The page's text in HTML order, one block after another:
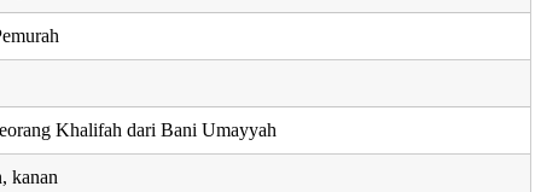
Khalifah dari Bani Umayyah
kanan